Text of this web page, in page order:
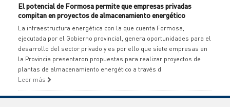
El potencial de Formosa permite que empresas privadas
compitan en proyectos de almacenamiento energético
La infraestructura energética con la que cuenta Formosa,
ejecutada por el Gobierno provincial, genera oportunidades para el
desarrollo del sector privado y es por ello que siete empresas en
la Provincia presentaron propuestas para realizar proyectos de
plantas de almacenamiento energético a través d
Leer más